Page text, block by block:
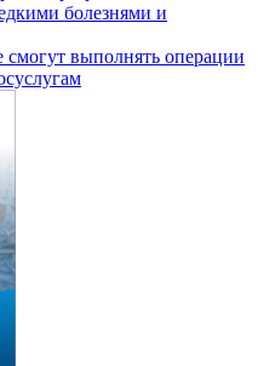
болезнями и
выполнять операции